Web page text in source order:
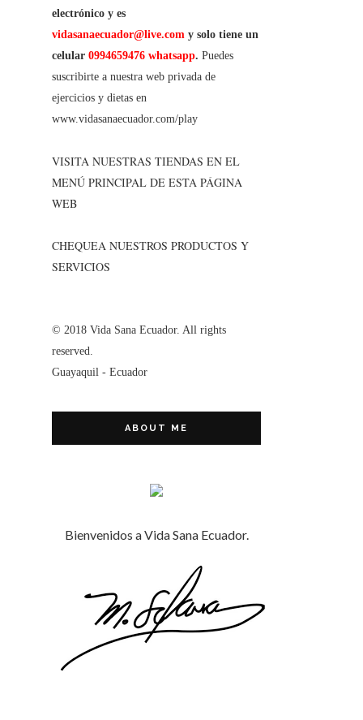
electrónico y es
vidasanaecuador@live.com y solo tiene un
celular 0994659476 whatsapp. Puedes
suscribirte a nuestra web privada de
ejercicios y dietas en
www.vidasanaecuador.com/play
VISITA NUESTRAS TIENDAS EN EL
MENÚ PRINCIPAL DE ESTA PÁGINA
WEB
CHEQUEA NUESTROS PRODUCTOS Y
SERVICIOS
© 2018 Vida Sana Ecuador. All rights
reserved.
Guayaquil - Ecuador
ABOUT ME
Bienvenidos a Vida Sana Ecuador.